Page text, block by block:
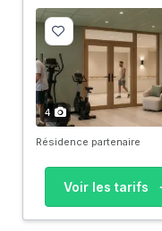
4
Résidence partenaire
Voir les tarifs